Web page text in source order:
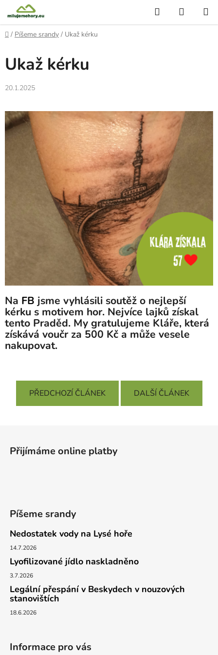
na
obsah
Hledat
KOŠÍK
Domů
/ Píšeme srandy / Ukaž kérku
Ukaž kérku
20.1.2025
Na FB jsme vyhlásili soutěž o nejlepší
kérku s motivem hor. Nejvíce lajků získal
tento Praděd. My gratulujeme Kláře, která
získává voučr za 500 Kč a může vesele
nakupovat.
PŘEDCHOZÍ ČLÁNEK DALŠÍ ČLÁNEK
Přijímáme online platby
Píšeme srandy
Nedostatek vody na Lysé hoře
14.7.2026
Lyofilizované jídlo naskladněno
3.7.2026
Legální přespání v Beskydech v nouzových
stanovištích
18.6.2026
Informace pro vás